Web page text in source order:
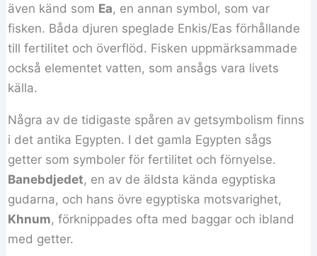
även känd som Ea, en annan symbol, som var
fisken. Båda djuren speglade Enkis/Eas förhållande
till fertilitet och överflöd. Fisken uppmärksammade
också elementet vatten, som ansågs vara livets
källa.
Några av de tidigaste spåren av getsymbolism finns
i det antika Egypten. I det gamla Egypten sågs
getter som symboler för fertilitet och förnyelse.
Banebdjedet, en av de äldsta kända egyptiska
gudarna, och hans övre egyptiska motsvarighet,
Khnum, förknippades ofta med baggar och ibland
med getter.